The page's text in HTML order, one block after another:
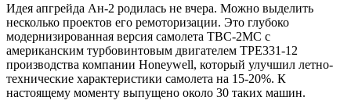
Идея апгрейда Ан-2 родилась не вчера. Можно выделить
несколько проектов его ремоторизации. Это глубоко
модернизированная версия самолета ТВС-2МС с
американским турбовинтовым двигателем ТРЕ331-12
производства компании Honeywell, который улучшил летно-
технические характеристики самолета на 15-20%. К
настоящему моменту выпущено около 30 таких машин.